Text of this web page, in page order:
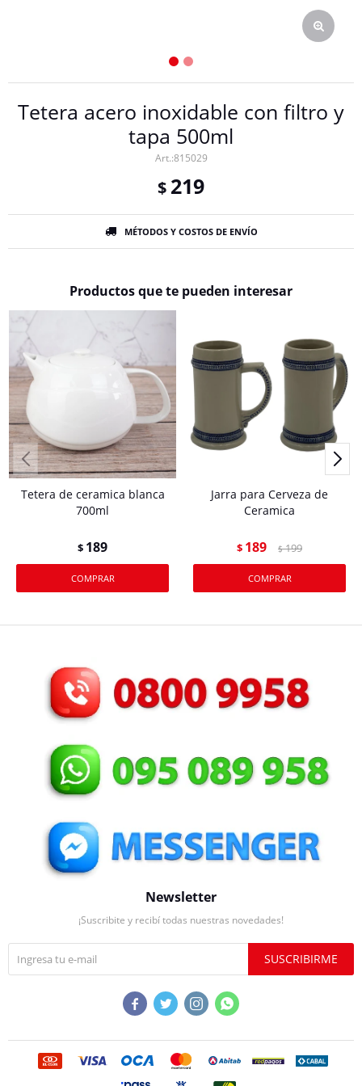
Tetera acero inoxidable con filtro y
tapa 500ml
815029
$ 219
MÉTODOS Y COSTOS DE ENVÍO
Productos que te pueden interesar
Tetera de ceramica blanca
700ml
$ 189
Jarra para Cerveza de
Ceramica
$ 189 $ 199
Newsletter
¡Suscribite y recibí todas nuestras novedades!
SUSCRIBIRME
   